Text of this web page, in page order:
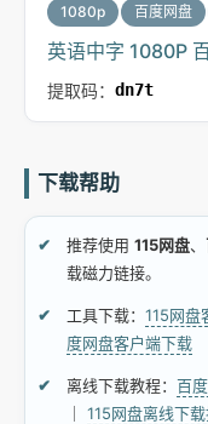
1080p 百度网盘
英语中字 1080P
提取码： dn7t
下载帮助
推荐使用 115网盘、
载磁力链接。
工具下载： 115网盘
度网盘客户端下载
离线下载教程： 百
｜ 115网盘离线下